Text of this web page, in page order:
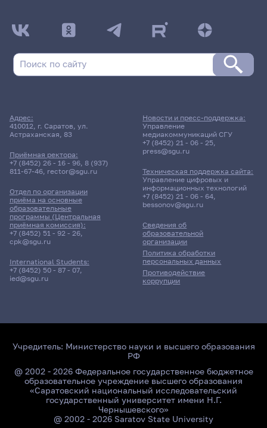
ДАТА ПОСЛЕДНЕГО ОБНОВЛЕНИЯ:
НЕ ОБНОВЛЯЛОСЬ
математический факультет
Дневная форма обучения | 202 группа
Расписание сессии еще не заполнено!
Адрес:
410012, г. Саратов, ул.
Астраханская, 83
Приёмная ректора:
+7 (8452) 26 - 16 - 96, 8 (937)
811-67-46, rector@sgu.ru
Отдел по организации
приёма на основные
образовательные
программы (Центральная
приёмная комиссия):
+7 (8452) 51 - 92 - 26,
cpk@sgu.ru
International Students:
+7 (8452) 50 - 87 - 07,
ied@sgu.ru
Сведения об
образовательной
организации
Политика обработки
персональных данных
Противодействие
коррупции
Новости и пресс-поддержка:
Управление
медиакоммуникаций СГУ
+7 (8452) 21 - 06 - 25,
press@sgu.ru
Техническая поддержка сайта:
Управление цифровых и
информационных технологий
+7 (8452) 21 - 06 - 64,
bessonov@sgu.ru
Учредитель: Министерство науки и высшего образования
РФ
@ 2002 - 2026 Федеральное государственное бюджетное
образовательное учреждение высшего образования
«Саратовский национальный исследовательский
государственный университет имени Н.Г.
Чернышевского»
@ 2002 - 2026 Saratov State University